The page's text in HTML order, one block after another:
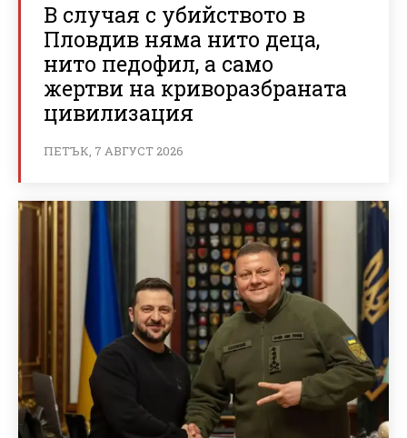
В случая с убийството в
Пловдив няма нито деца,
нито педофил, а само
жертви на криворазбраната
цивилизация
ПЕТЪК, 7 АВГУСТ 2026